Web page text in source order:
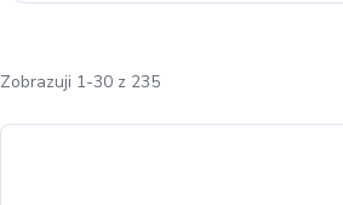
Zobrazuji 1-30 z 235